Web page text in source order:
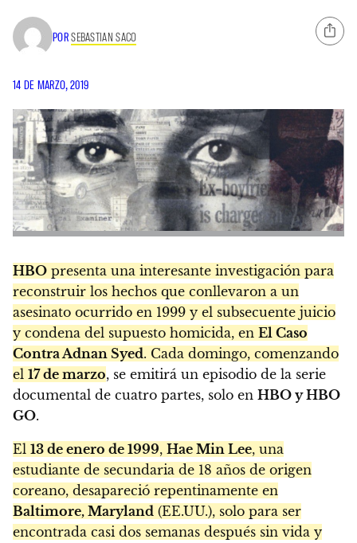
PORSEBASTIAN SACO
14 DE MARZO, 2019
HBO presenta una interesante investigación para
reconstruir los hechos que conllevaron a un
asesinato ocurrido en 1999 y el subsecuente juicio
y condena del supuesto homicida, en El Caso
Contra Adnan Syed. Cada domingo, comenzando
el 17 de marzo, se emitirá un episodio de la serie
documental de cuatro partes, solo en HBO y HBO
GO.
El 13 de enero de 1999, Hae Min Lee, una
estudiante de secundaria de 18 años de origen
coreano, desapareció repentinamente en
Baltimore, Maryland (EE.UU.), solo para ser
encontrada casi dos semanas después sin vida y